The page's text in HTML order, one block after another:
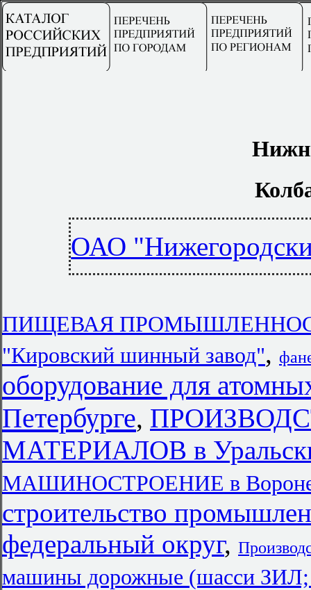
ОАО
ПИЩЕВАЯ ПРОМЫШЛЕННОСТЬ
"Кировский шинный завод",
оборудование для
Петербурге,
МАТЕРИАЛОВ в
МАШИНОСТРОЕНИЕ в
строительство
федеральный округ,
машины дорожные (шасси